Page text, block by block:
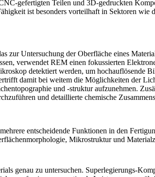
gefertigten Teilen und 3D-gedruckten
ist besonders vorteilhaft in Sektoren wie
Untersuchung der Oberfläche eines
verwendet REM einen fokussierten
detektiert werden, um hochauflösende
damit bei weitem die Möglichkeiten der
und -struktur aufzunehmen.
und detaillierte chemische
entscheidende Funktionen in den
Mikrostruktur und
genau zu untersuchen. Superlegierungs-